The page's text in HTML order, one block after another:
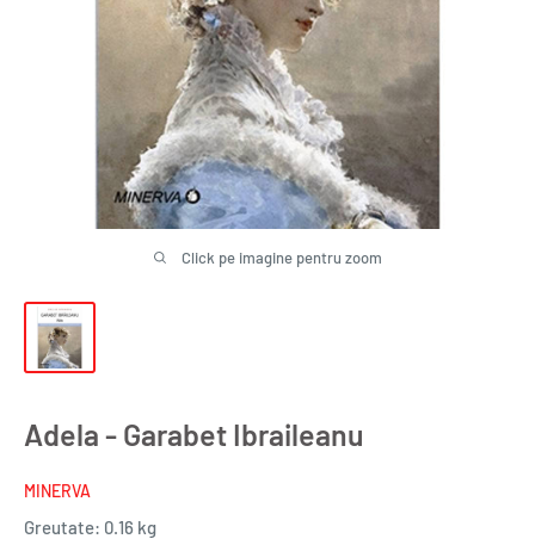
Click pe imagine pentru zoom
Adela - Garabet Ibraileanu
MINERVA
Greutate: 0.16 kg